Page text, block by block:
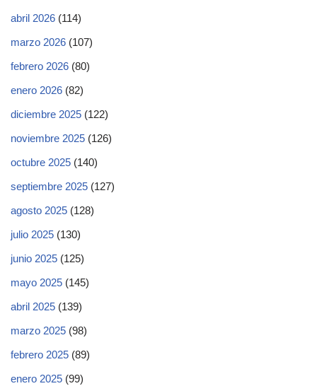
abril 2026 (114)
marzo 2026 (107)
febrero 2026 (80)
enero 2026 (82)
diciembre 2025 (122)
noviembre 2025 (126)
octubre 2025 (140)
septiembre 2025 (127)
agosto 2025 (128)
julio 2025 (130)
junio 2025 (125)
mayo 2025 (145)
abril 2025 (139)
marzo 2025 (98)
febrero 2025 (89)
enero 2025 (99)